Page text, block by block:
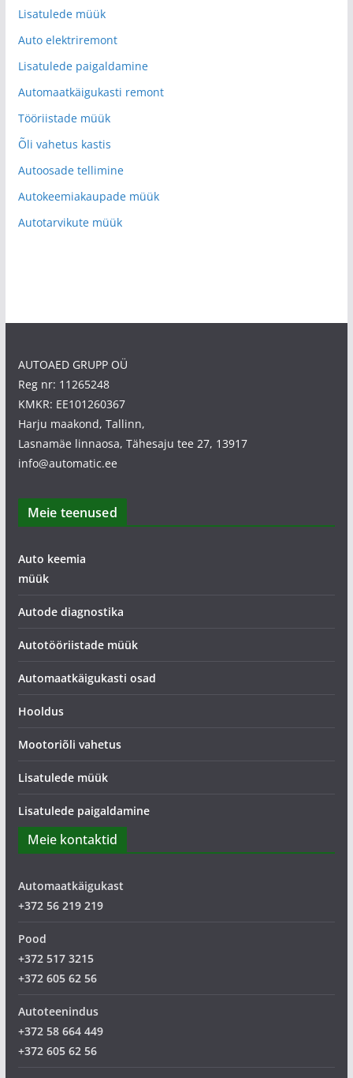
Lisatulede müük
Auto elektriremont
Lisatulede paigaldamine
Automaatkäigukasti remont
Tööriistade müük
Õli vahetus kastis
Autoosade tellimine
Autokeemiakaupade müük
Autotarvikute müük
AUTOAED GRUPP OÜ
Reg nr: 11265248
KMKR: EE101260367
Harju maakond, Tallinn,
Lasnamäe linnaosa, Tähesaju tee 27, 13917
info@automatic.ee
Meie teenused
Auto keemia
müük
Autode diagnostika
Autotööriistade müük
Automaatkäigukasti osad
Hooldus
Mootoriõli vahetus
Lisatulede müük
Lisatulede paigaldamine
Meie kontaktid
Automaatkäigukast
+372 56 219 219
Pood
+372 517 3215
+372 605 62 56
Autoteenindus
+372 58 664 449
+372 605 62 56